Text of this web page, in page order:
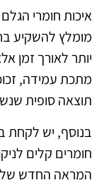
איכות חומרי
מומלץ להשקיע
יותר לאורך זמן
מתכת עמידה,
תוצאה סופית
בנוסף, יש לקחת
חומרים קלים
המראה החדש של